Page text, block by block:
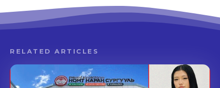
RELATED ARTICLES